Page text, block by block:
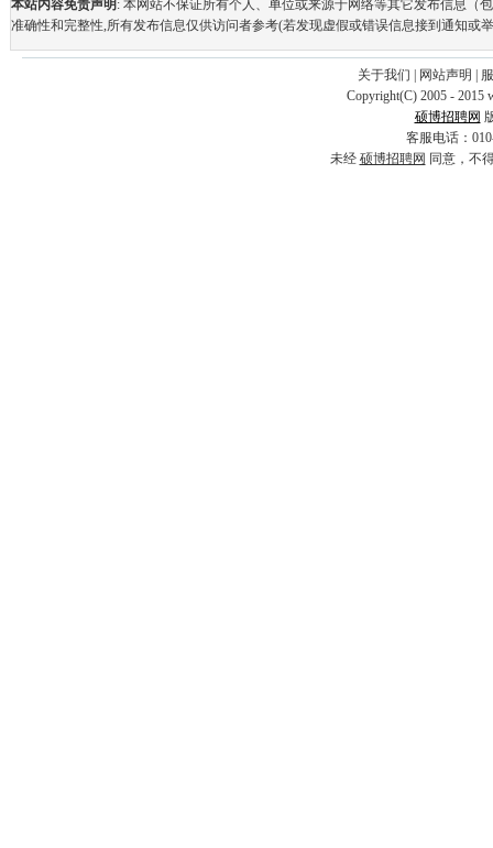
本站内容免责声明 : 本网站不保证所有个人、单位或来源于网络等其它发布信息（
准确性和完整性,所有发布信息仅供访问者参考(若发现虚假或错误信息接到通知或
关于我们 网站声明
Copyright(C) 2005 - 2015
硕博招聘网
客服电话：
未经 硕博招聘网 同意，不